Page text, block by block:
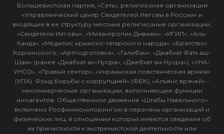
Большевистская партия, «Сеть», религиозная организация
«Управленческий центр Свидетелей Иеговы в России» и
входящие в ее структуру местные религиозные организации,
«Свидетели Иеговы», «Мизантропик Дивижн», «ИГИЛ», «Аль-
Каида», «Меджлис крымско-татарского народа», «Братство»
Корчинского, «Артподготовка», «Талибан», «Джабхат Фатх аш-
Шам» (ранее «Джабхат ан-Нусра», «Джебхат ан-Нусра»), «УНА-
УНСО», «Правый сектор», «Украинская повстанческая армия»
(УПА). Фонд борьбы с коррупцией» (ФБК), «Альянс врачей» -
некоммерческие организации, выполняющие функции
иноагентов. Общественное движение «Штабы Навального»
включено Росфинмониторингом в перечень организаций и
физических лиц, в отношении которых имеются сведения об
их причастности к экстремистской деятельности или